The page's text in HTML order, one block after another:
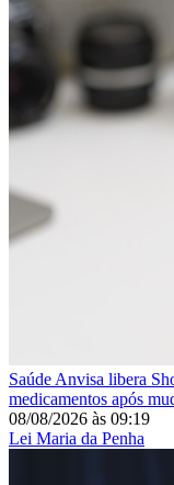
Saúde Anvisa libera
medicamentos após
08/08/2026 às 09:19
Lei Maria da Penha